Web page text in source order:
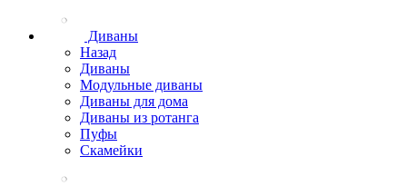
Диваны
Назад
Диваны
Модульные диваны
Диваны для дома
Диваны из ротанга
Пуфы
Скамейки